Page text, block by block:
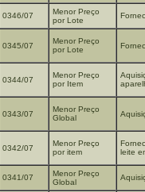
0346/07
Menor Preço
por Lote
0345/07
Menor Preço
por Lote
0344/07
Menor Preço
por Item
0343/07
Menor Preço
Global
0342/07
Menor Preço
por item
leite
0341/07
Menor Preço
Global